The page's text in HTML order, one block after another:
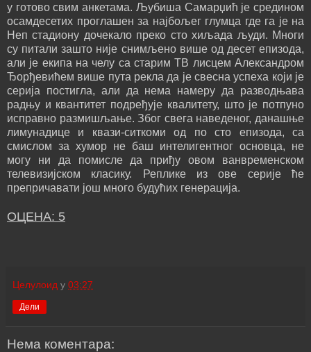
у готово свим анкетама. Љубиша Самарџић је средином
осамдесетих проглашен за најбољег глумца где га је на
Неп стадиону дочекало преко сто хиљада људи. Многи
су питали зашто није снимљено више од десет епизода,
али је екипа на челу са старим ТВ лисцем Александром
Ђорђевићем више пута рекла да је свесна успеха који је
серија постигла, али да нема намеру да разводњава
радњу и квантитет подређује квалитету, што је потпуно
исправно размишљање. Због свега наведеног, данашње
лимунадице и квази-ситкоми од по сто епизода, са
смислом за хумор не баш интелигентног основца, не
могу ни да помисле да приђу овом ванвременском
телевизијском класику. Реплике из ове серије ће
препричавати још много будућих генерација.
ОЦЕНА: 5
Целулоид у 03:27
Дели
Нема коментара: